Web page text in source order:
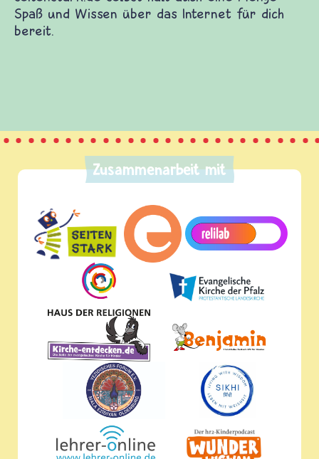
Dort warten Spiele und Filme auf dich
Du kannst dich mit anderen Kindern
und etliches mehr. seitenstark.de selbst
Zusammenarbeit mit